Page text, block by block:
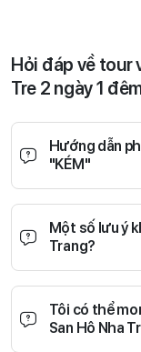
Hỏi đáp về tour
Tre 2 ngày 1
Hướng dẫn
"KÉM"
Một số lưu ý
Trang?
Tôi có thể
San Hô Nha